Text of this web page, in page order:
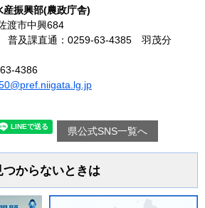
振興部(農政庁舎)
渡市中興684
普及課直通：0259-63-4385 羽茂分
4386
県公式SNS一覧へ
つからないときは